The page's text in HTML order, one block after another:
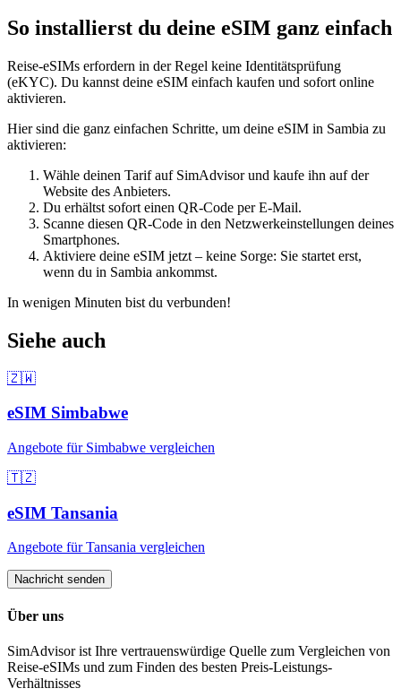
So installierst du deine eSIM ganz einfach
Reise-eSIMs erfordern in der Regel keine Identitätsprüfung
(eKYC). Du kannst deine eSIM einfach kaufen und sofort online
aktivieren.
Hier sind die ganz einfachen Schritte, um deine eSIM in Sambia zu
aktivieren:
Wähle deinen Tarif auf SimAdvisor und kaufe ihn auf der
Website des Anbieters.
Du erhältst sofort einen QR-Code per E-Mail.
Scanne diesen QR-Code in den Netzwerkeinstellungen deines
Smartphones.
Aktiviere deine eSIM jetzt – keine Sorge: Sie startet erst,
wenn du in Sambia ankommst.
In wenigen Minuten bist du verbunden!
Siehe auch
🇿🇼
eSIM Simbabwe
Angebote für Simbabwe vergleichen
🇹🇿
eSIM Tansania
Angebote fürTansania vergleichen
Nachricht senden
Über uns
SimAdvisor ist Ihre vertrauenswürdige Quelle zum Vergleichen von
Reise-eSIMs und zum Finden des besten Preis-Leistungs-
Verhältnisses